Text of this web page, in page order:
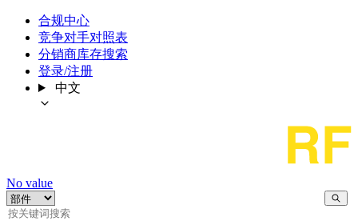
合规中心
竞争对手对照表
分销商库存搜索
登录/注册
中文
No value